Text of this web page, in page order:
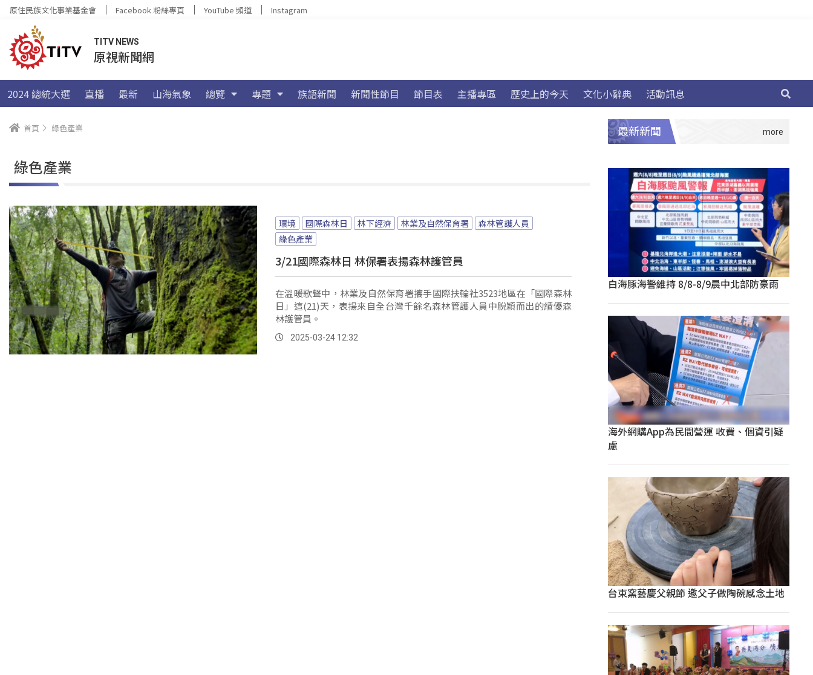
原住民族文化事業基金會 Facebook 粉絲專頁 YouTube 頻道 Instagram
TITV NEWS
原視新聞網
2024 總統大選 直播 最新 山海氣象 總覽 專題 族語新聞 新聞性節目 節目表 主播專區 歷史上的今天 文化小辭典 活動訊息
首頁 綠色產業
綠色產業
環境 國際森林日 林下經濟 林業及自然保育署
森林管護人員
綠色產業
3/21國際森林日 林保署表揚森林護管員
在溫暖歌聲中，林業及自然保育署攜手國際扶輪社3523地區在「國際森林
日」這(21)天，表揚來自全台灣千餘名森林管護人員中脫穎而出的績優森
林護管員。
2025-03-24 12:32
最新新聞
白海豚海警維持 8/8-8/9晨中北部防豪雨
海外網購App為民間營運 收費、個資引疑
慮
台東窯藝慶父親節 邀父子做陶碗感念土地